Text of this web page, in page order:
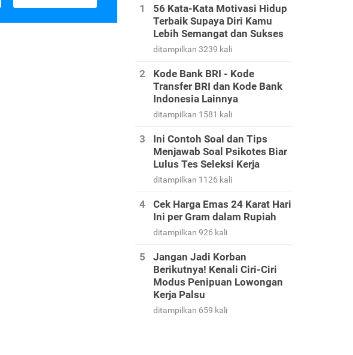
56 Kata-Kata Motivasi Hidup
Terbaik Supaya Diri Kamu
Lebih Semangat dan Sukses
ditampilkan 3239 kali
Kode Bank BRI - Kode
Transfer BRI dan Kode Bank
Indonesia Lainnya
ditampilkan 1581 kali
Ini Contoh Soal dan Tips
Menjawab Soal Psikotes Biar
Lulus Tes Seleksi Kerja
ditampilkan 1126 kali
Cek Harga Emas 24 Karat Hari
Ini per Gram dalam Rupiah
ditampilkan 926 kali
Jangan Jadi Korban
Berikutnya! Kenali Ciri-Ciri
Modus Penipuan Lowongan
Kerja Palsu
ditampilkan 659 kali